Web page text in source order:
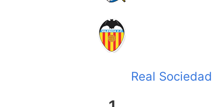
Real Sociedad